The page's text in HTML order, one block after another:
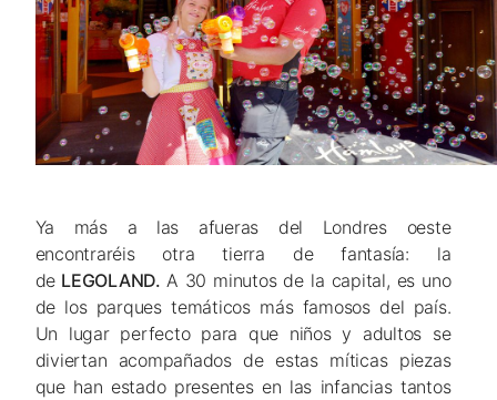
Ya más a las afueras del Londres oeste
encontraréis otra tierra de fantasía: la
de LEGOLAND. A 30 minutos de la capital, es uno
de los parques temáticos más famosos del país.
Un lugar perfecto para que niños y adultos se
diviertan acompañados de estas míticas piezas
que han estado presentes en las infancias tantos